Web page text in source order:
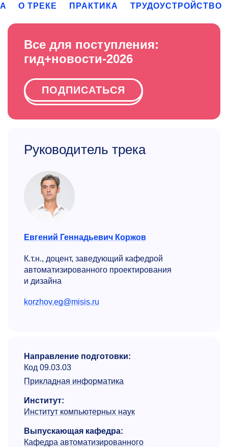
О ТРЕКЕ ПРАКТИКА ТРУДОУСТРОЙСТВО
Все для поступления:
гид+новости-2026
ПОДПИСАТЬСЯ
Руководитель трека
Евгений Геннадьевич Коржов
К.т.н., доцент, заведующий кафедрой
автоматизиро­ванного проектирования
и дизайна
korzhov.eg@misis.ru
Направление подготовки:
Код 09.03.03
Прикладная информатика
Институт:
Институт компьютерных наук
Выпускающая кафедра:
Кафедра автоматизиро­ванного